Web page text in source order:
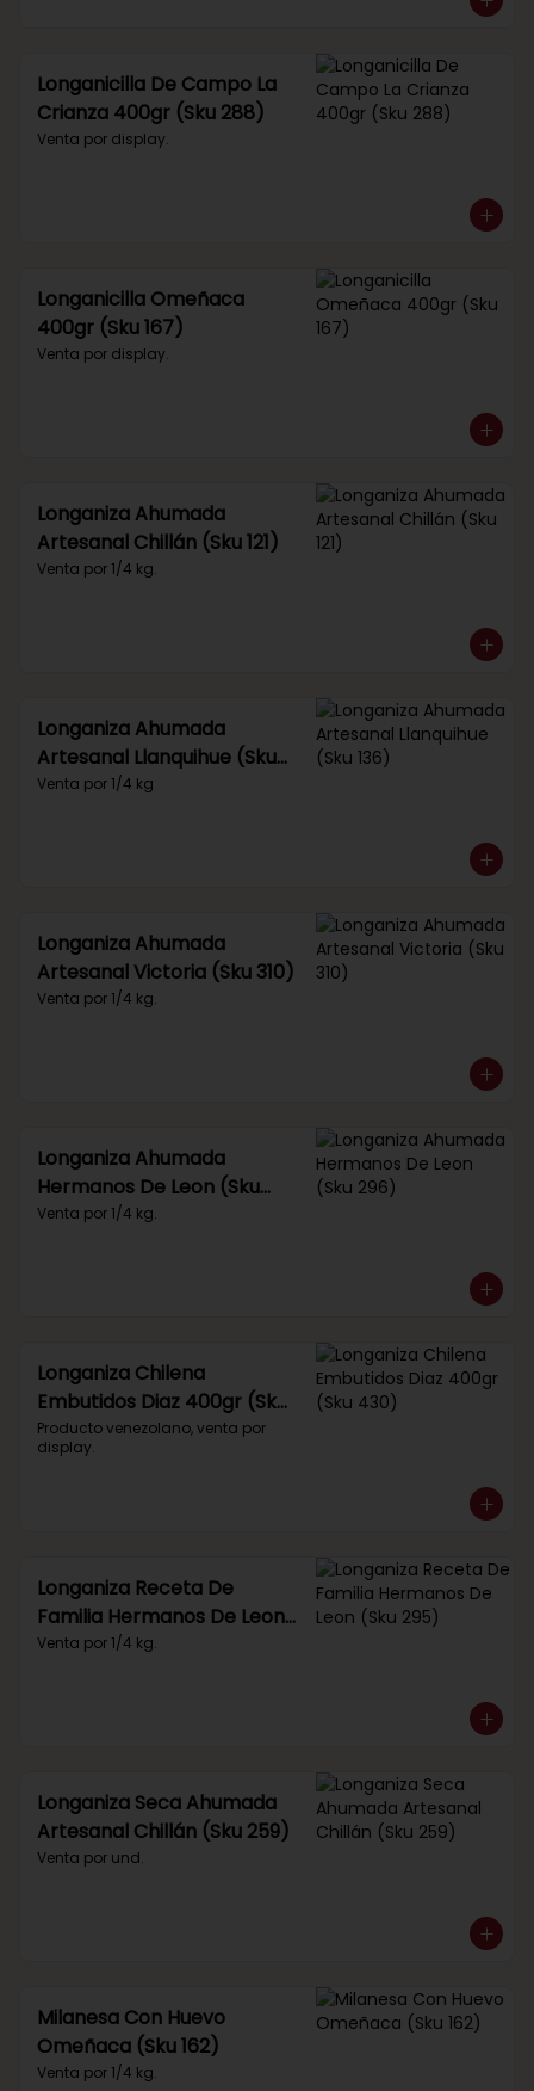
Longanicilla De Campo La
Crianza 400gr (Sku 288)
Venta por display.
Longanicilla Omeñaca
400gr (Sku 167)
Venta por display.
Longaniza Ahumada
Artesanal Chillán (Sku 121)
Venta por 1/4 kg.
Longaniza Ahumada
Artesanal Llanquihue (Sku
136)
Venta por 1/4 kg
Longaniza Ahumada
Artesanal Victoria (Sku 310)
Venta por 1/4 kg.
Longaniza Ahumada
Hermanos De Leon (Sku
296)
Venta por 1/4 kg.
Longaniza Chilena
Embutidos Diaz 400gr (Sku
430)
Producto venezolano, venta por
display.
Longaniza Receta De
Familia Hermanos De Leon
(Sku 295)
Venta por 1/4 kg.
Longaniza Seca Ahumada
Artesanal Chillán (Sku 259)
Venta por und.
Milanesa Con Huevo
Omeñaca (Sku 162)
Venta por 1/4 kg.